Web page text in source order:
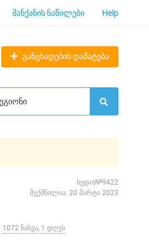
მანქანის ნაწილები Help
განცხადების დამატება
ხედი|№9422
შექმნილია: 20 მარტი 2023
1072 ნახვა, 1 დღეს